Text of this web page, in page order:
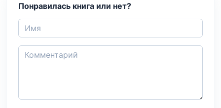
Понравилась книга или нет?